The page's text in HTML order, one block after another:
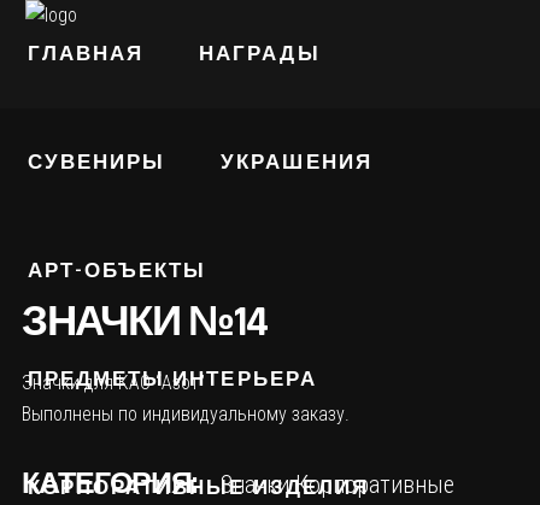
ГЛАВНАЯ НАГРАДЫ
СУВЕНИРЫ УКРАШЕНИЯ
АРТ-ОБЪЕКТЫ
ПРЕДМЕТЫ ИНТЕРЬЕРА
КОРПОРАТИВНЫЕ ИЗДЕЛИЯ
ЗНАЧКИ №14
Значки для КАО “Азот”
Выполнены по индивидуальному заказу.
КАТЕГОРИЯ: Значки Корпоративные